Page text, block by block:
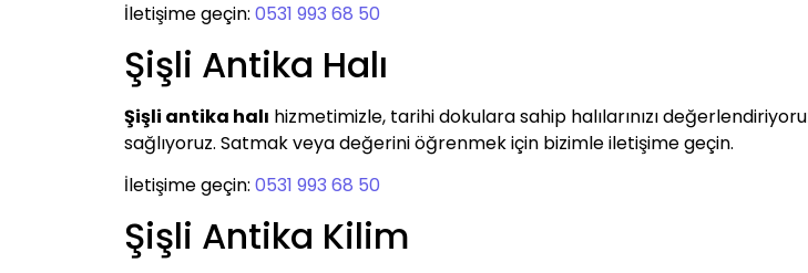
İletişime geçin: 0531 993 68 50
Şişli Antika Halı
Şişli antika halı hizmetimizle, tarihi dokulara sahip halılarınızı
sağlıyoruz. Satmak veya değerini öğrenmek için bizimle iletişime geçin.
İletişime geçin: 0531 993 68 50
Şişli Antika Kilim